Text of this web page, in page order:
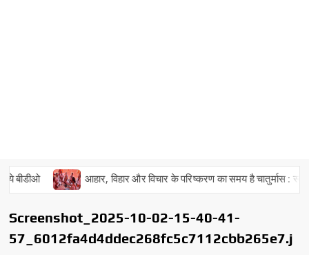
आहार, विहार और विचार के परिष्करण का समय है चातुर्मास : स्वामी
Screenshot_2025-10-02-15-40-41-
57_6012fa4d4ddec268fc5c7112cbb265e7.j